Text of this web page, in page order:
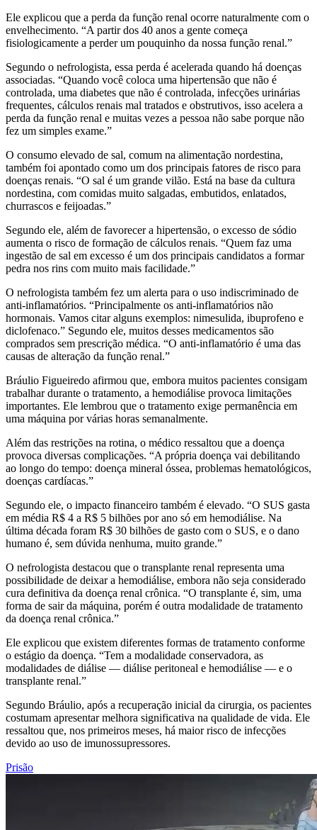
Ele explicou que a perda da função renal ocorre naturalmente com o
envelhecimento. “A partir dos 40 anos a gente começa
fisiologicamente a perder um pouquinho da nossa função renal.”
Segundo o nefrologista, essa perda é acelerada quando há doenças
associadas. “Quando você coloca uma hipertensão que não é
controlada, uma diabetes que não é controlada, infecções urinárias
frequentes, cálculos renais mal tratados e obstrutivos, isso acelera a
perda da função renal e muitas vezes a pessoa não sabe porque não
fez um simples exame.”
O consumo elevado de sal, comum na alimentação nordestina,
também foi apontado como um dos principais fatores de risco para
doenças renais. “O sal é um grande vilão. Está na base da cultura
nordestina, com comidas muito salgadas, embutidos, enlatados,
churrascos e feijoadas.”
Segundo ele, além de favorecer a hipertensão, o excesso de sódio
aumenta o risco de formação de cálculos renais. “Quem faz uma
ingestão de sal em excesso é um dos principais candidatos a formar
pedra nos rins com muito mais facilidade.”
O nefrologista também fez um alerta para o uso indiscriminado de
anti-inflamatórios. “Principalmente os anti-inflamatórios não
hormonais. Vamos citar alguns exemplos: nimesulida, ibuprofeno e
diclofenaco.” Segundo ele, muitos desses medicamentos são
comprados sem prescrição médica. “O anti-inflamatório é uma das
causas de alteração da função renal.”
Bráulio Figueiredo afirmou que, embora muitos pacientes consigam
trabalhar durante o tratamento, a hemodiálise provoca limitações
importantes. Ele lembrou que o tratamento exige permanência em
uma máquina por várias horas semanalmente.
Além das restrições na rotina, o médico ressaltou que a doença
provoca diversas complicações. “A própria doença vai debilitando
ao longo do tempo: doença mineral óssea, problemas hematológicos,
doenças cardíacas.”
Segundo ele, o impacto financeiro também é elevado. “O SUS gasta
em média R$ 4 a R$ 5 bilhões por ano só em hemodiálise. Na
última década foram R$ 30 bilhões de gasto com o SUS, e o dano
humano é, sem dúvida nenhuma, muito grande.”
O nefrologista destacou que o transplante renal representa uma
possibilidade de deixar a hemodiálise, embora não seja considerado
cura definitiva da doença renal crônica. “O transplante é, sim, uma
forma de sair da máquina, porém é outra modalidade de tratamento
da doença renal crônica.”
Ele explicou que existem diferentes formas de tratamento conforme
o estágio da doença. “Tem a modalidade conservadora, as
modalidades de diálise — diálise peritoneal e hemodiálise — e o
transplante renal.”
Segundo Bráulio, após a recuperação inicial da cirurgia, os pacientes
costumam apresentar melhora significativa na qualidade de vida. Ele
ressaltou que, nos primeiros meses, há maior risco de infecções
devido ao uso de imunossupressores.
Prisão